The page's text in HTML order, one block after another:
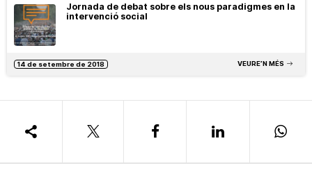
Jornada de debat sobre els nous paradigmes en la
intervenció social
14 de setembre de 2018 VEURE’N MÉS